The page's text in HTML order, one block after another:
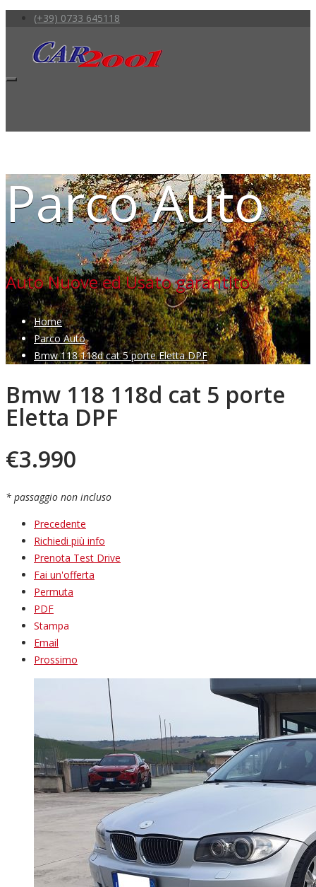
(+39) 0733 645118
Parco Auto
Auto Nuove ed Usato garantito
Home
Parco Auto
Bmw 118 118d cat 5 porte Eletta DPF
Bmw 118 118d cat 5 porte
Eletta DPF
€3.990
* passaggio non incluso
Precedente
Richiedi più info
Prenota Test Drive
Fai un'offerta
Permuta
PDF
Stampa
Email
Prossimo